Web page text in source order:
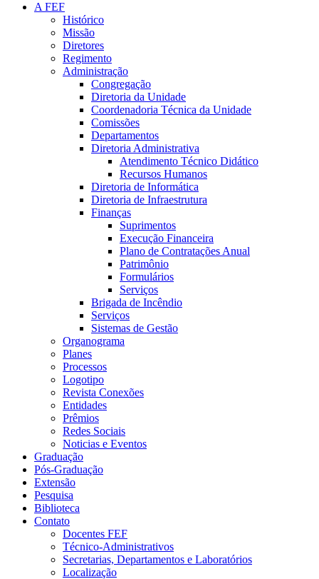
A FEF
Histórico
Missão
Diretores
Regimento
Administração
Congregação
Diretoria da Unidade
Coordenadoria Técnica da Unidade
Comissões
Departamentos
Diretoria Administrativa
Atendimento Técnico Didático
Recursos Humanos
Diretoria de Informática
Diretoria de Infraestrutura
Finanças
Suprimentos
Execução Financeira
Plano de Contratações Anual
Patrimônio
Formulários
Serviços
Brigada de Incêndio
Serviços
Sistemas de Gestão
Organograma
Planes
Processos
Logotipo
Revista Conexões
Entidades
Prêmios
Redes Sociais
Noticias e Eventos
Graduação
Pós-Graduação
Extensão
Pesquisa
Biblioteca
Contato
Docentes FEF
Técnico-Administrativos
Secretarias, Departamentos e Laboratórios
Localização